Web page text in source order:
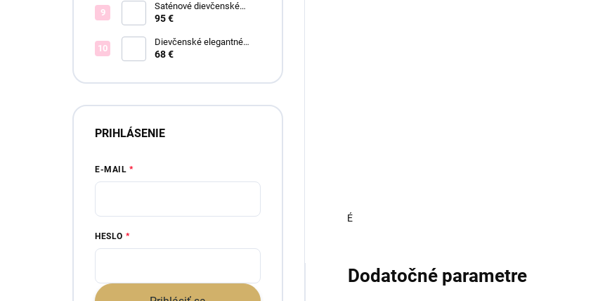
Saténové dievčenské
spoločenské šaty Offelia
95 €
Dievčenské elegantné
šaty Lisa
68 €
PRIHLÁSENIE
E-MAIL
HESLO
É
Dodatočné parametre